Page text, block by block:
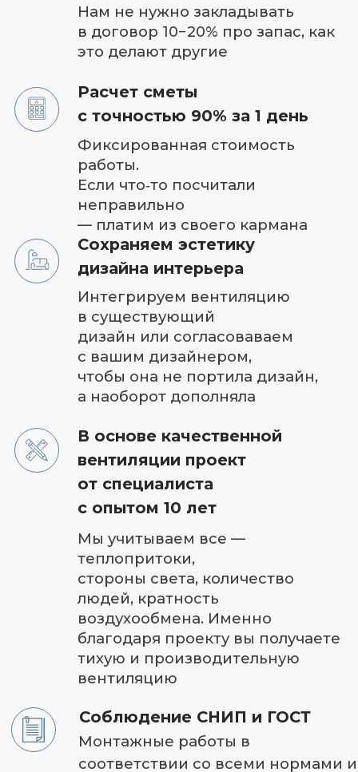
людей, кратность
воздухообмена. Именно
благодаря проекту вы получаете
тихую и производительную
Соблюдение СНИП и ГОСТ
Личный менеджер 24/7
Контроль качества круглосуточно
Собственный отдел
проектирования
+ 10 укомплектованных бригад
Диагностика и ремонт
Быстрый доступ и замена
элементов оборудования.
Легкий демонтаж компонентов
системы для их диагностики и
ремонта
с объекта в режиме реального
времени на ваш смартфон +
регулярные фотоотчеты
Гарантия до 5 лет
на оборудование и материалы
Экономия до 70 000 рублей
в год на электроэнергию
Подберем систему вентиляции
и кондиционирования, которая
будет экономить ваш бюджет
Монтажные работы в
правилами